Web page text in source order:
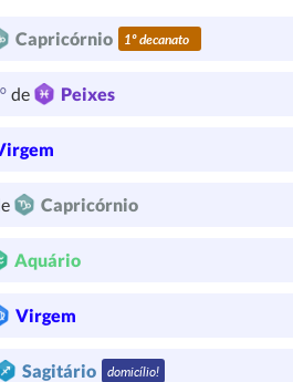
Capricórnio 1º decanato
de Peixes
Capricórnio
Aquário
Virgem
Sagitário domicílio!